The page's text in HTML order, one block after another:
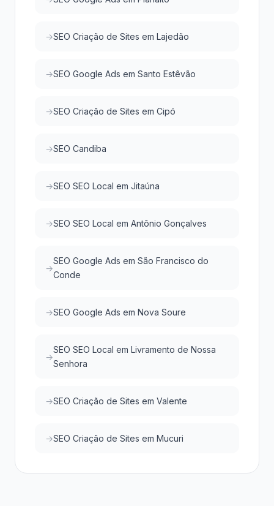
SEO Criação de Sites em Lajedão
SEO Google Ads em Santo Estêvão
SEO Criação de Sites em Cipó
SEO Candiba
SEO SEO Local em Jitaúna
SEO SEO Local em Antônio Gonçalves
SEO Google Ads em São Francisco do
Conde
SEO Google Ads em Nova Soure
SEO SEO Local em Livramento de Nossa
Senhora
SEO Criação de Sites em Valente
SEO Criação de Sites em Mucuri